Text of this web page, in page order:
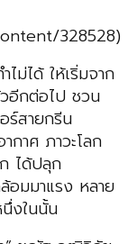
328528)
ไม่ได้ ให้เริ่มจาก
วอีกต่อไป ชวน
ร์สายกรีน
าศ ภาวะโลก
ได้ปลุก
อมมาแรง หลาย
งในนั้น